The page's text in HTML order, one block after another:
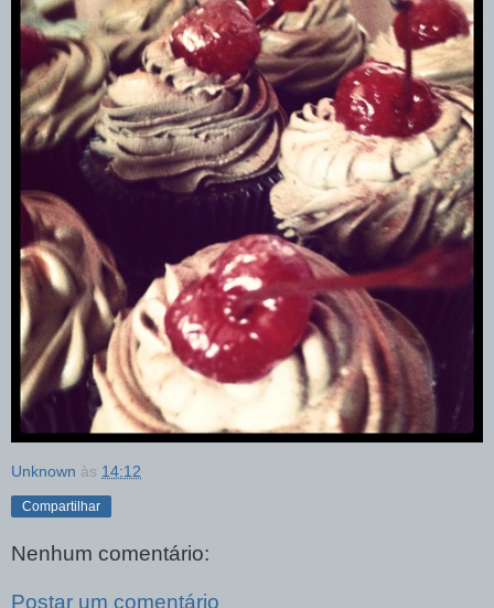
Unknown às 14:12
Compartilhar
Nenhum comentário:
Postar um comentário